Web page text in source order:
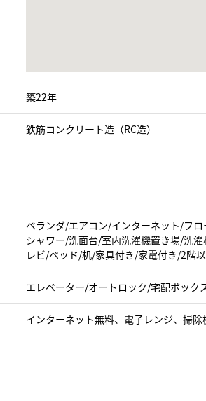
築22年
鉄筋コンクリート造（RC造）
ベランダ/エアコン/インターネット/フ
シャワー/洗面台/室内洗濯機置き場/洗
レビ/ベッド/机/家具付き/家電付き/2階
エレベーター/オートロック/宅配ボック
インターネット無料、電子レンジ、掃